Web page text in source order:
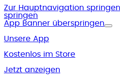
Zur Hauptnavigation springen
springen
App Banner überspringen
Unsere App
Kostenlos im Store
Jetzt anzeigen